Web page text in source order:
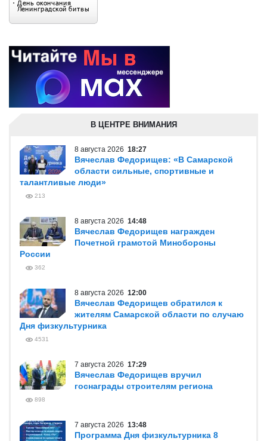
В ЦЕНТРЕ ВНИМАНИЯ
8 августа 2026 18:27
Вячеслав Федорищев: «В Самарской
области сильные, спортивные и
талантливые люди»
213
8 августа 2026 14:48
Вячеслав Федорищев награжден
Почетной грамотой Минобороны
России
362
8 августа 2026 12:00
Вячеслав Федорищев обратился к
жителям Самарской области по случаю
Дня физкультурника
4531
7 августа 2026 17:29
Вячеслав Федорищев вручил
госнаграды строителям региона
898
7 августа 2026 13:48
Программа Дня физкультурника 8